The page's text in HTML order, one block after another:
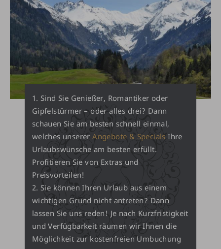
Sind Sie Genießer, Romantiker oder
Gipfelstürmer – oder alles drei? Dann
schauen Sie am besten schnell einmal,
welches unsererAngebote & Specials Ihre
Urlaubswünsche am besten erfüllt.
Profitieren Sie von Extras und
Preisvorteilen!
Sie können Ihren Urlaub aus einem
wichtigen Grund nicht antreten? Dann
lassen Sie uns reden! Je nach Kurzfristigkeit
und Verfügbarkeit räumen wir Ihnen die
Möglichkeit zur kostenfreien Umbuchung